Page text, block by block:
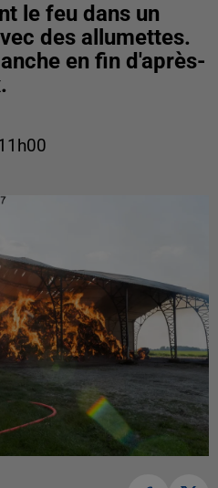
le feu dans un
des allumettes.
en fin d'après-